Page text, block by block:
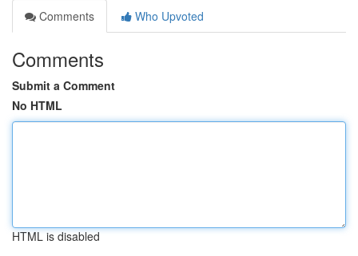
Comments
Who Upvoted
Comments
Submit a Comment
No HTML
HTML is disabled